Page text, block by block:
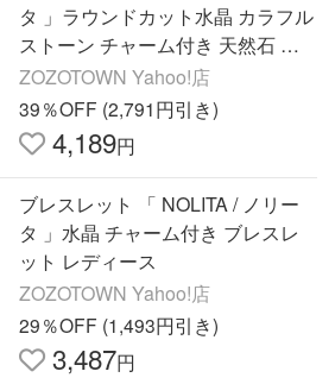
タ 」ラウンドカット水晶 カラフル
ストーン チャーム付き 天然石 ブ
レスレット オニキス ハウライト
ターコイズ レディース
ZOZOTOWN Yahoo!店
39％OFF (2,791円引き)
4,189円
ブレスレット 「 NOLITA / ノリー
タ 」水晶 チャーム付き ブレスレ
ット レディース
ZOZOTOWN Yahoo!店
29％OFF (1,493円引き)
3,487円